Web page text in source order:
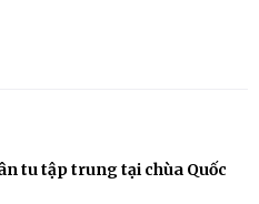
tu tập trung tại chùa Quốc